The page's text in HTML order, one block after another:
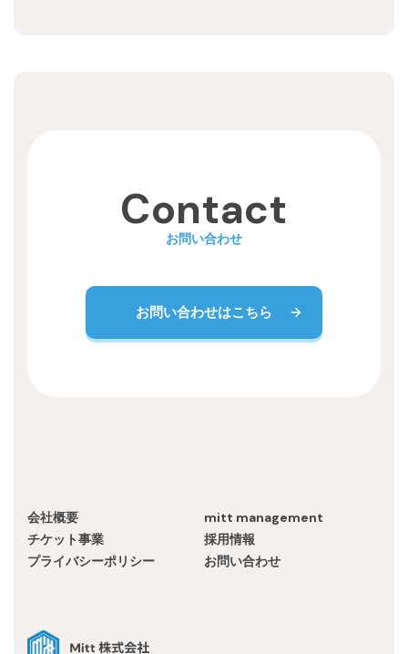
Contact
お問い合わせ
お問い合わせはこちら
会社概要
mitt management
チケット事業
採用情報
プライバシーポリシー
お問い合わせ